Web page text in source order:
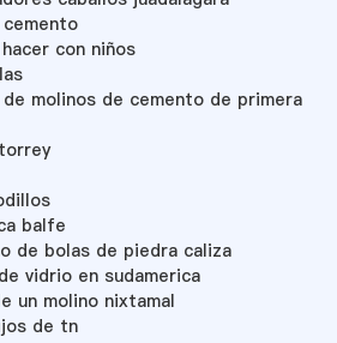
con niños
molinos de cemento de primera
balfe
de bolas de piedra caliza
vidrio en sudamerica
un molino nixtamal
de tn